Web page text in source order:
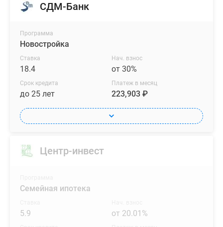
СДМ-Банк
Программа
Новостройка
Ставка
18.4
Нач. взнос
от 30%
Срок кредита
до 25 лет
Платеж в месяц
223,903 ₽
Центр-инвест
Семейная ипотека
5.9 от 20.01%